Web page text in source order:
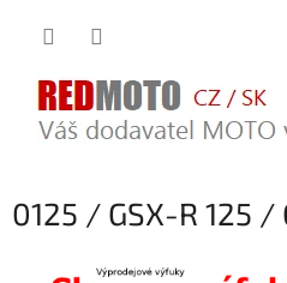
0125 / GSX-R 125 /